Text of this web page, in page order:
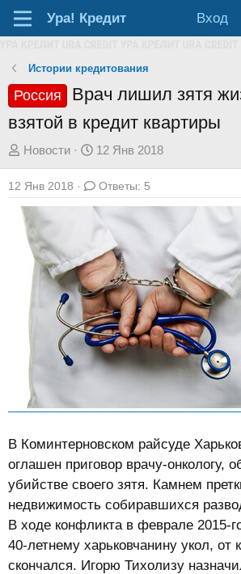
Ура! Кредит Вход
Истории кредитования
Россия
Врач лишил зятя
взятой в кредит квартиры
А
в
т
о
р
т
ы
Новости
Д
а
т
а
н
ч
а
л
а
12 Янв 2018
12 Янв 2018 Ответы: 5
В Коминтерновском райсуде
оглашен приговор врачу-онкологу,
убийстве своего зятя. Камнем
недвижимость собиравшихся
В ходе конфликта в феврале 2015-
40-летнему харьковчанину укол, от
скончался. Игорю Тихолизу